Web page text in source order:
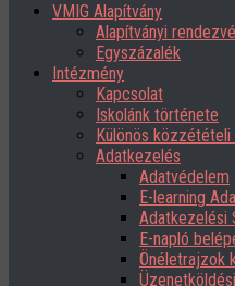
VMIG Alapítvány
Alapítványi
Egyszázalék
Intézmény
Kapcsolat
Iskolánk története
Különös közzétételi
Adatkezelés
Adatvédelem
E-learning
Adatkezelési
E-napló
Önéletrajzok